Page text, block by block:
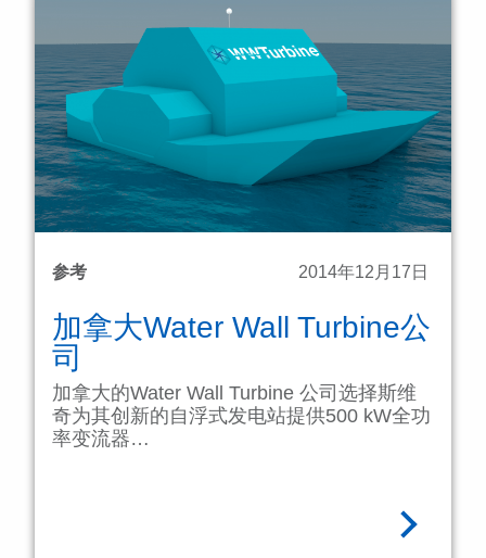
参考 2014年12月17日
加拿大Water Wall Turbine公
司
加拿大的Water Wall Turbine 公司选择斯维
奇为其创新的自浮式发电站提供500 kW全功
率变流器…